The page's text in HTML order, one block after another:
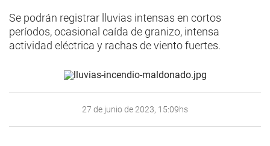
Se podrán registrar lluvias intensas en cortos
períodos, ocasional caída de granizo, intensa
actividad eléctrica y rachas de viento fuertes.
27 de junio de 2023, 15:09hs